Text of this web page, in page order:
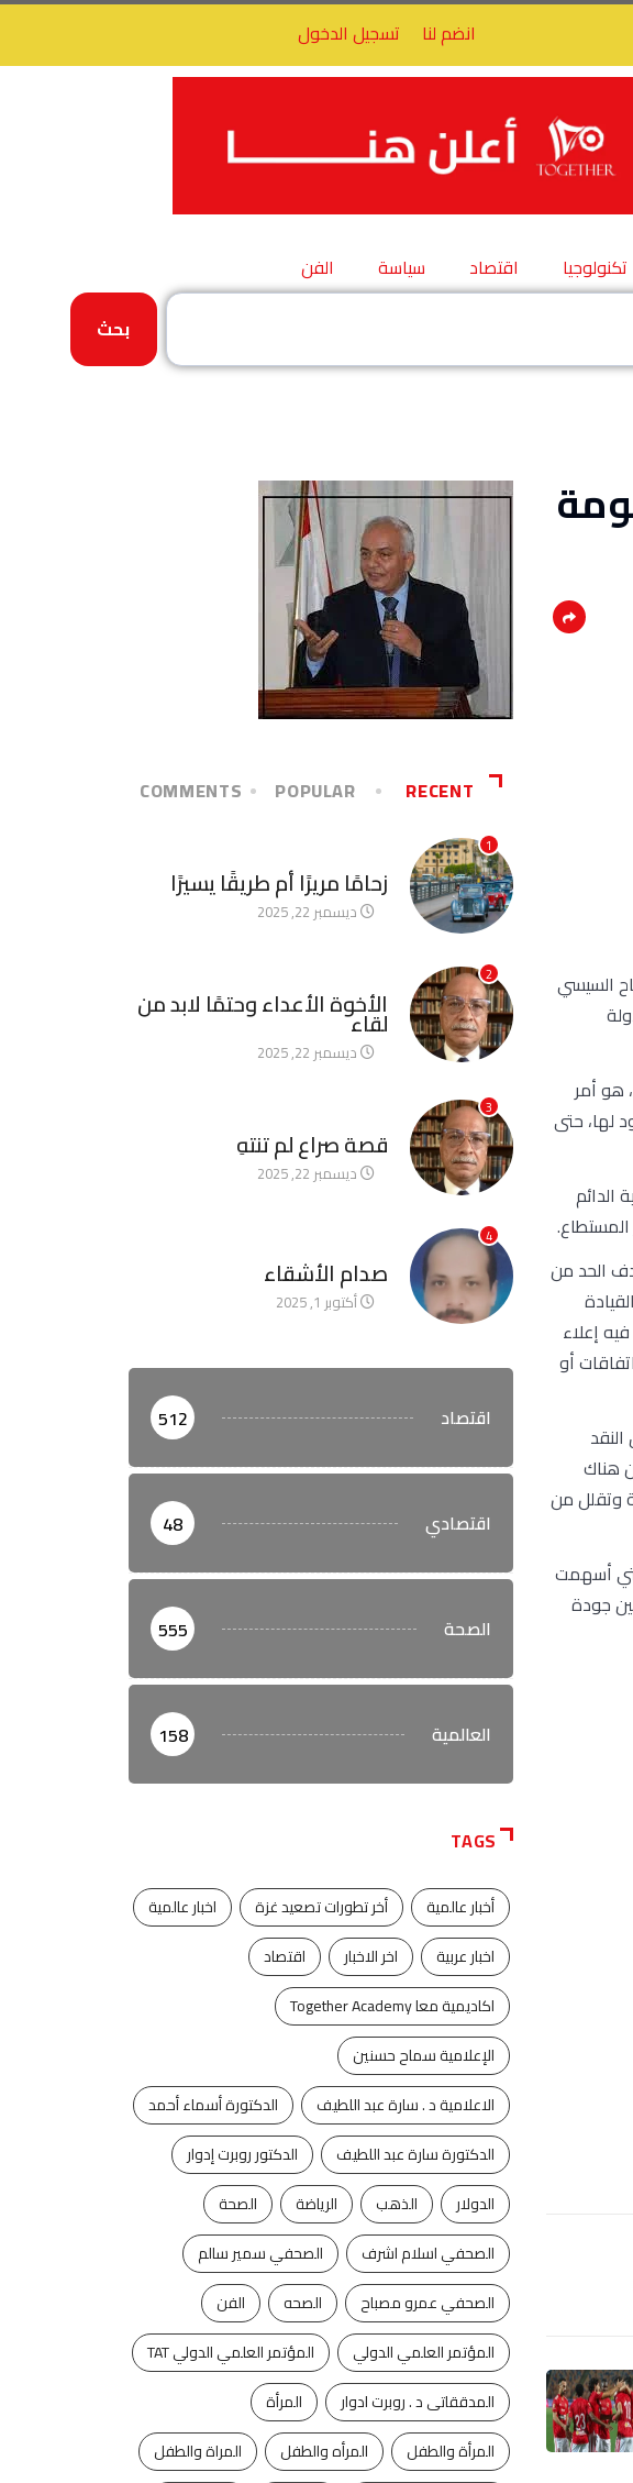
انضم لنا تسجيل الدخول
تكنولوجيا اقتصاد سياسة
الفن
بحث
السيسي
هو أمر
لها، حتى
الدائم
المستطاع.
الحد من
إعلاء
أو
هناك
وتقلل من
أسهمت
جودة
RECENT
POPULAR
COMMENTS
1
زحامًا مريرًا أم طريقًا يسيرًا
ديسمبر 22, 2025
2
الأخوة الأعداء وحتمًا لابد من
لقاء
ديسمبر 22, 2025
3
قصة صراع لم تنتهِ
ديسمبر 22, 2025
4
صدام الأشقاء
أكتوبر 1, 2025
اقتصاد 512
اقتصادي 48
الصحة 555
العالمية 158
TAGS
أخبار عالمية أخر تطورات تصعيد غزة
اخبار عالمية
اخبار عربية
اخر الاخبار
اقتصاد
اكاديمية معا Together Academy
الإعلامية سماح حسنين
الاعلامية د . سارة عبد اللطيف
الدكتورة أسماء أحمد
الدكتورة سارة عبد اللطيف
الدكتور روبرت إدوار
الدولار
الذهب الرياضة
الصحة
الصحفي اسلام اشرف
الصحفي سمير سالم
الصحفي عمرو مصباح
الصحه
الفن
المؤتمر العلمي الدولي
المؤتمر العلمي الدولي TAT
المدققاتى د . روبرت ادوار
المرأة
المرأة والطفل
المرأه والطفل
المراة والطفل